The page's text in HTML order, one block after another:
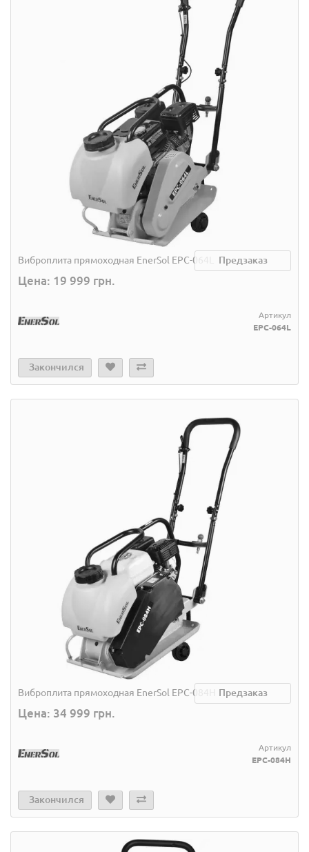
Виброплита прямоходная EnerSol EPC-064L Предзаказ
Цена: 19 999 грн.
Артикул
EPC-064L
Закончился
Виброплита прямоходная EnerSol EPC-084H Предзаказ
Цена: 34 999 грн.
Артикул
EPC-084H
Закончился